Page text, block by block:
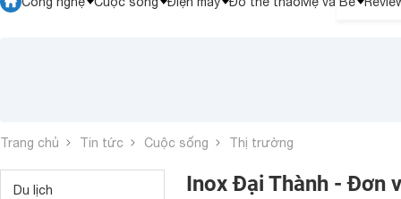
Trang chủ Tin tức Cuộc sống Thị trường
Du lịch
Inox Đại Thành - Đơn